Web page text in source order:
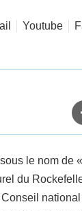
Youtube
le nom de
du